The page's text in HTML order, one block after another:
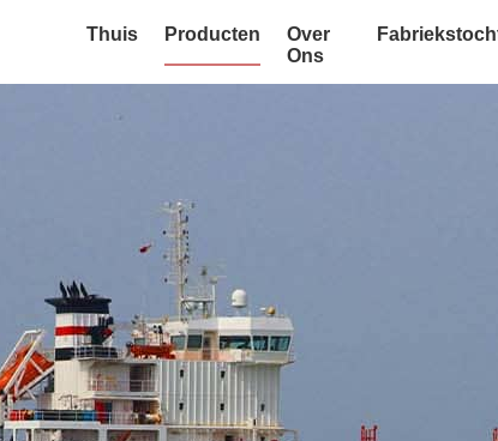
Thuis Producten
Over
Ons